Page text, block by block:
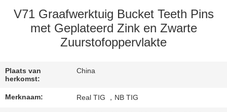
KWALITEITSCONTROLE
CONTACTEER
V71 Graafwerktuig Bucket Teeth Pins
met Geplateerd Zink en Zwarte
Zuurstofoppervlakte
Plaats van
herkomst:
China
Merknaam: Real TIG ，NB TIG